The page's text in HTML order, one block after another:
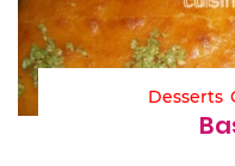
Desserts